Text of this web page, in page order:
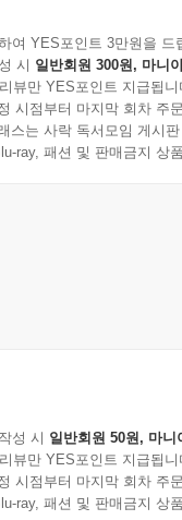
)
작이 되기를 바랍니다.
재훈
여 YES포인트 3만원을 드
시 일반회원 300원, 마니
뷰만 YES포인트 지급됩니
시점부터 마지막 회차 주
스는 사락 독서모임 게시
ray, 패션 및 판매금지 상
성 시 일반회원 50원, 마니
뷰만 YES포인트 지급됩니
시점부터 마지막 회차 주
ray, 패션 및 판매금지 상